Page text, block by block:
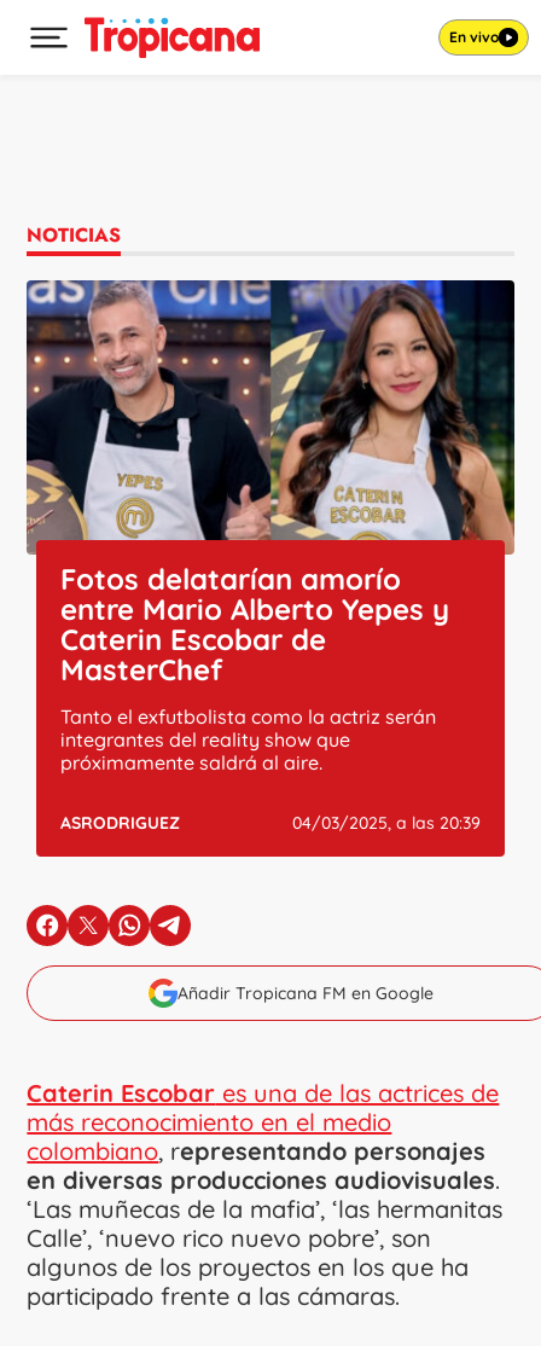
Desplegar menú principal En vivo
NOTICIAS
Fotos delatarían amorío
entre Mario Alberto Yepes y
Caterin Escobar de
MasterChef
Tanto el exfutbolista como la actriz serán
integrantes del reality show que
próximamente saldrá al aire.
ASRODRIGUEZ 04/03/2025, a las 20:39
en Facebook
en Xen Whatsapp
en Telegram
Añadir Tropicana FM en Google
Caterin Escobar es una de las actrices de
más reconocimiento en el medio
colombiano, representando personajes
en diversas producciones audiovisuales.
‘Las muñecas de la mafia’, ‘las hermanitas
Calle’, ‘nuevo rico nuevo pobre’, son
algunos de los proyectos en los que ha
participado frente a las cámaras.